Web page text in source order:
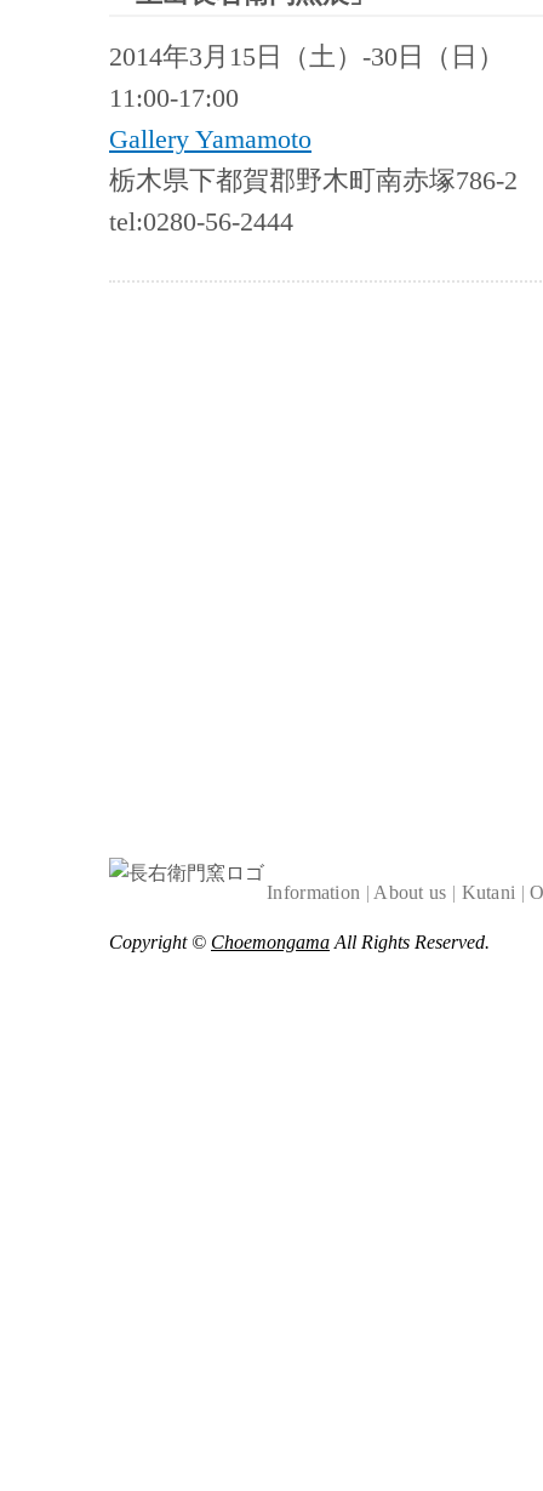
2014年3月15日（土）-30日（日）
11:00-17:00
Gallery Yamamoto
栃木県下都賀郡野木町南赤塚786-2
tel:0280-56-2444
Information | About us | Kutani |
Copyright © Choemongama All Rights Reserved.